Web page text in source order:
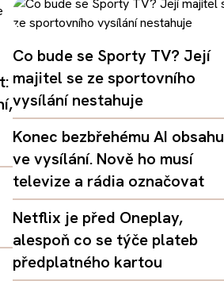
Co bude se Sporty TV? Její
majitel se ze sportovního
vysílání nestahuje
Konec bezbřehému AI obsahu
ve vysílání. Nově ho musí
televize a rádia označovat
Netflix je před Oneplay,
alespoň co se týče plateb
předplatného kartou